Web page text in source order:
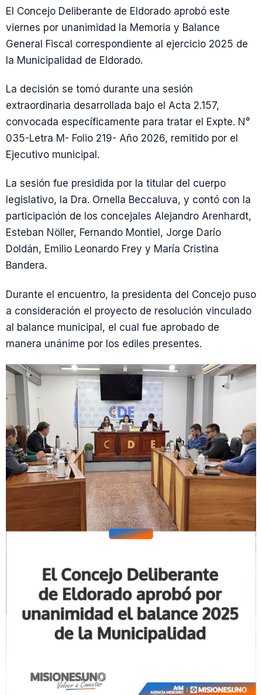
El Concejo Deliberante de Eldorado aprobó este
viernes por unanimidad la Memoria y Balance
General Fiscal correspondiente al ejercicio 2025 de
la Municipalidad de Eldorado.
La decisión se tomó durante una sesión
extraordinaria desarrollada bajo el Acta 2.157,
convocada específicamente para tratar el Expte. N°
035-Letra M- Folio 219- Año 2026, remitido por el
Ejecutivo municipal.
La sesión fue presidida por la titular del cuerpo
legislativo, la Dra. Ornella Beccaluva, y contó con la
participación de los concejales Alejandro Arenhardt,
Esteban Nöller, Fernando Montiel, Jorge Darío
Doldán, Emilio Leonardo Frey y María Cristina
Bandera.
Durante el encuentro, la presidenta del Concejo puso
a consideración el proyecto de resolución vinculado
al balance municipal, el cual fue aprobado de
manera unánime por los ediles presentes.